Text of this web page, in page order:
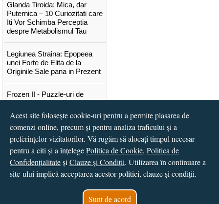
Glanda Tiroida: Mica, dar
Puternica – 10 Curiozitati care
Iti Vor Schimba Perceptia
despre Metabolismul Tau
Legiunea Straina: Epopeea
unei Forte de Elita de la
Originile Sale pana in Prezent
Frozen II - Puzzle-uri de
Lansare "Portocalele verzi" de
Vitali Cipileaga
...toate știrile
© 2016 - 2026S.C. CCN Books SRL
Vital Soft
Acest site folosește cookie-uri pentru a permite plasarea de
comenzi online, precum și pentru analiza traficului și a
preferințelor vizitatorilor. Vă rugăm să alocați timpul necesar
pentru a citi și a înțelegePolitica de Cookie, Politica de
Confidențialitateși Clauze și Condiții. Utilizarea în continuare a
site-ului implică acceptarea acestor politici, clauze și condiții.
Sunt de acord